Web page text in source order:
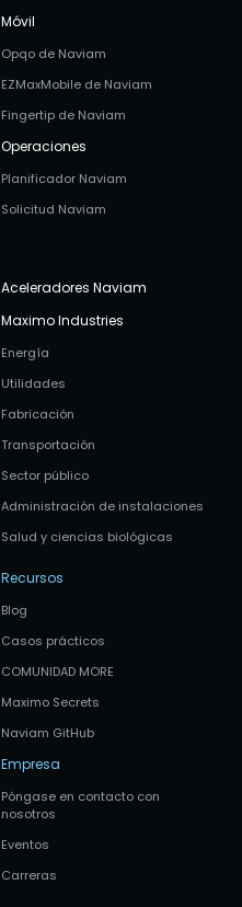
Móvil
Opqo de Naviam
EZMaxMobile de Naviam
Fingertip de Naviam
Operaciones
Planificador Naviam
Solicitud Naviam
Aceleradores Naviam
Maximo Industries
Energía
Utilidades
Fabricación
Transportación
Sector público
Administración de instalaciones
Salud y ciencias biológicas
Recursos
Blog
Casos prácticos
COMUNIDAD MORE
Maximo Secrets
Naviam GitHub
Empresa
Póngase en contacto con
nosotros
Eventos
Carreras